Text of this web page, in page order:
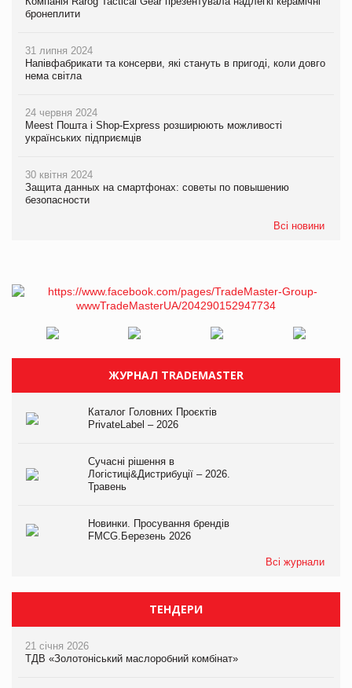
бронеплити
31 липня 2024
Напівфабрикати та консерви, які стануть в пригоді, коли довго
нема світла
24 червня 2024
Meest Пошта і Shop-Express розширюють можливості
українських підприємців
30 квітня 2024
Защита данных на смартфонах: советы по повышению
безопасности
Всі новини
ЖУРНАЛ TRADEMASTER
Каталог Головних Проєктів
PrivateLabel – 2026
Сучасні рішення в
Логістиці&Дистрибуції – 2026.
Травень
Новинки. Просування брендів
FMCG.Березень 2026
Всі журнали
ТЕНДЕРИ
21 січня 2026
ТДВ «Золотоніський маслоробний комбінат»